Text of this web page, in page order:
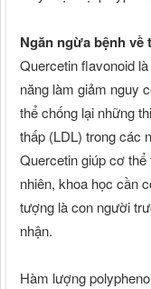
Ngăn ngừa bệnh về
Quercetin flavonoid
năng làm giảm nguy
thể chống lại những
thấp (LDL) trong các
Quercetin giúp cơ
nhiên, khoa học cần
tượng là con người
nhận.
Hàm lượng